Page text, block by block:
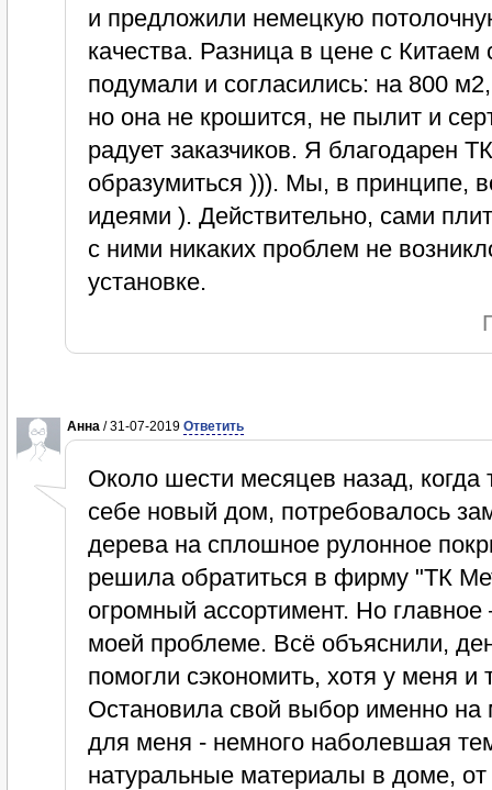
и предложили немецкую
качества. Разница в цене с
подумали и согласились: на 800
но она не крошится, не пылит и
радует заказчиков. Я благодарен
образумиться ))). Мы, в принципе,
идеями ). Действительно, сами
с ними никаких проблем не
установке.
Анна / 31-07-2019 Ответить
Около шести месяцев назад, когда
себе новый дом, потребовалось
дерева на сплошное рулонное
решила обратиться в фирму "ТК
огромный ассортимент. Но
моей проблеме. Всё объяснили,
помогли сэкономить, хотя у меня и
Остановила свой выбор именно на
для меня - немного наболевшая
натуральные материалы в доме,